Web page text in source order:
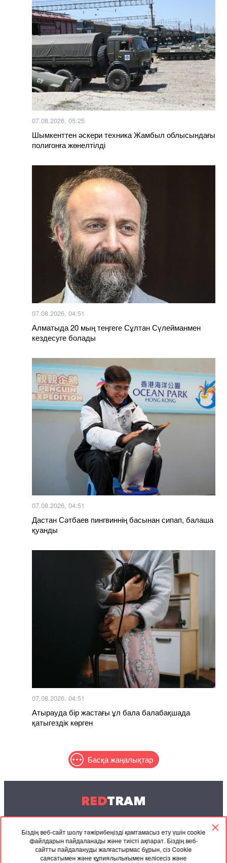
Біздің веб-сайт шолу тәжірибеңізді қамтамасыз ету үшін cookie
файлдарын пайдаланады және тиісті ақпарат. Біздің веб-
сайтты пайдалануды жалғастырмас бұрын, сіз Cookie
саясатымен және құпиялылығымен келісесіз және
07.08.2026, 05:25
Шымкенттен әскери техника Жамбыл облысындағы
полигонға жөнелтілді
07.08.2026, 04:51
Алматыда 20 мың теңгеге Сұлтан Сүлейманмен
кездесуге болады
07.08.2026, 04:51
Дастан Сәтбаев пингвиннің басынан сипап, балаша
қуанды
07.08.2026, 04:51
Атырауда бір жастағы ұл бала балабақшада
қатыгездік көрген
Басқа жаңалықтар
REDTRAM
© 2004-2026 Redtram, Ltd.
Ынтымақтастық
Мұрағат
Байланысу